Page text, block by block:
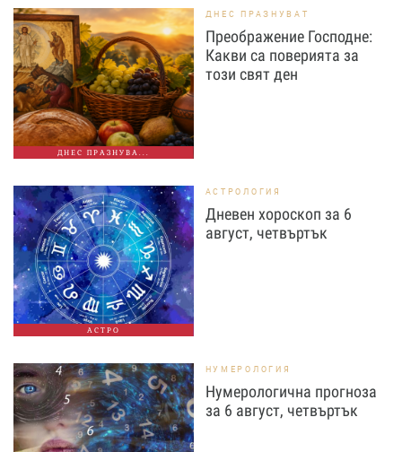
ДНЕС ПРАЗНУВА...
ДНЕС ПРАЗНУВАТ
Преображение Господне:
Какви са поверията за
този свят ден
АСТРО
АСТРОЛОГИЯ
Дневен хороскоп за 6
август, четвъртък
НУМЕРОЛОГИЯ
Нумерологична прогноза
за 6 август, четвъртък